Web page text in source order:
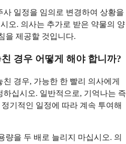
일정을 임의로 변경하여 상황을
오. 의사는 추가로 받은 약물의 양
을 제공할 것입니다.
경우 어떻게 해야 합니까?
경우, 가능한 한 빨리 의사에게
십시오. 일반적으로, 기억나는 즉
기적인 일정에 따라 계속 투여해
량을 두 배로 늘리지 마십시오. 의